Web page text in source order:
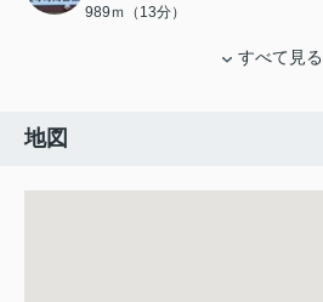
989ｍ（13分）
すべて見る
地図